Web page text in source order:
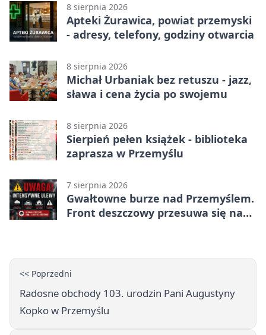
8 sierpnia 2026
Apteki Żurawica, powiat przemyski
- adresy, telefony, godziny otwarcia
8 sierpnia 2026
Michał Urbaniak bez retuszu - jazz,
sława i cena życia po swojemu
8 sierpnia 2026
Sierpień pełen książek - biblioteka
zaprasza w Przemyślu
7 sierpnia 2026
Gwałtowne burze nad Przemyślem.
Front deszczowy przesuwa się na
<< Poprzedni
Radosne obchody 103. urodzin Pani Augustyny
Kopko w Przemyślu